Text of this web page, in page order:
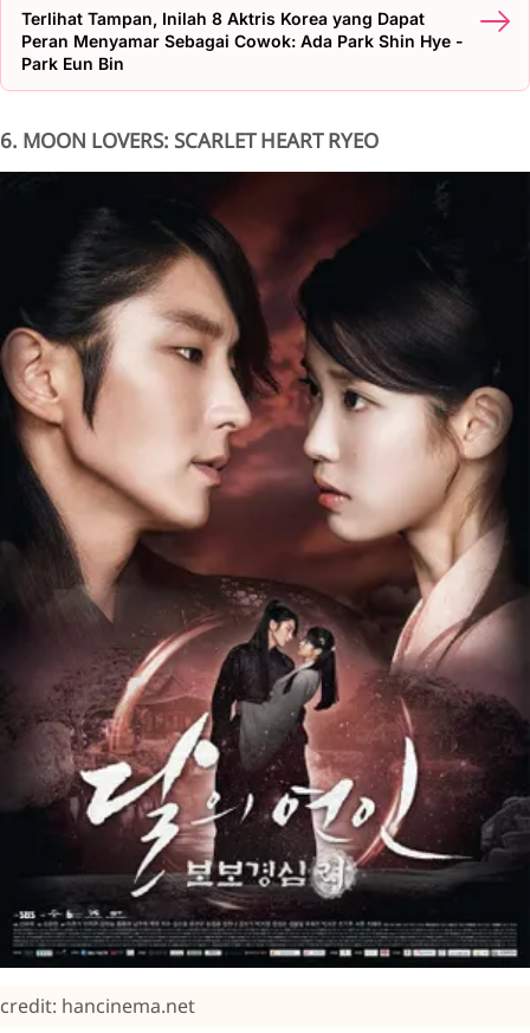
Terlihat Tampan, Inilah 8 Aktris Korea yang Dapat
Peran Menyamar Sebagai Cowok: Ada Park Shin Hye -
Park Eun Bin
6. MOON LOVERS: SCARLET HEART RYEO
credit: hancinema.net